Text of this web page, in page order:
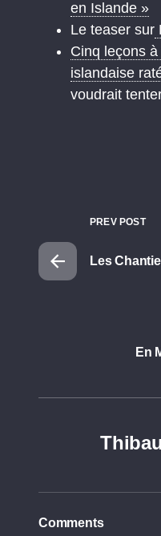
en Islande »
Le teaser sur
Cinq leçons à
islandaise
voudrait
PREV POST
Les
En
Comments